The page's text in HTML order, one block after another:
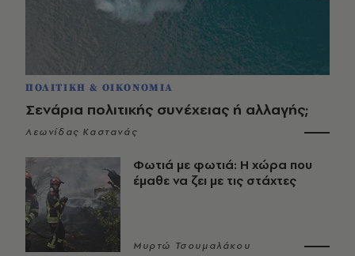
ΠΟΛΙΤΙΚΗ & ΟΙΚΟΝΟΜΙΑ
Σενάρια πολιτικής συνέχειας ή αλλαγής;
Λεωνίδας Καστανάς
Φωτιά με φωτιά: Η χώρα που
έμαθε να ζει με τις στάχτες
Μυρτώ Τσουμαλάκου